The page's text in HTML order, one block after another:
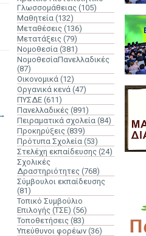
Γλωσσομάθειας (105)
Μαθητεία (132)
Μεταθέσεις (136)
Μετατάξεις (79)
Νομοθεσία (381)
ΝομοθεσίαΠανελλαδικές
(87)
Οικονομικά (12)
Οργανικά κενά (47)
ΠΥΣΔΕ (611)
Πανελλαδικές (891)
Πειραματικά σχολεία (84)
Προκηρύξεις (839)
Πρότυπα Σχολεία (53)
Στελέχη εκπαίδευσης (24)
Σχολικές
Δραστηριότητες (768)
Σύμβουλοι εκπαίδευσης
(81)
Τοπικό Συμβούλιο
Επιλογής (ΤΣΕ) (56)
Τοποθετήσεις (83)
Υπεύθυνοι φορέων (36)